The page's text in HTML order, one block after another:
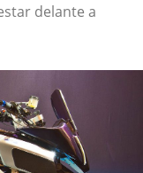
delante a